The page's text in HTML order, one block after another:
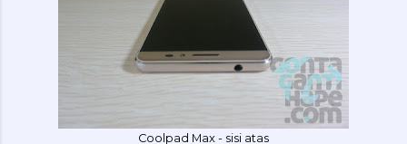
Coolpad Max - sisi atas